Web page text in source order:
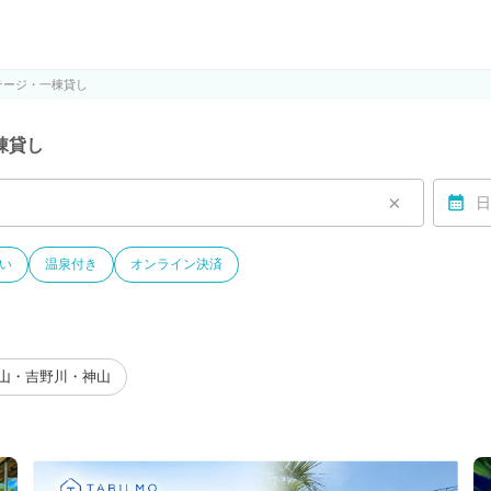
ジ・一棟貸し
貸し
×
温泉付き オンライン決済
・吉野川・神山